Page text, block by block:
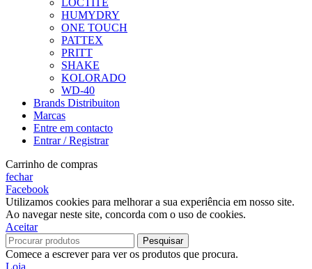
LOCTITE
HUMYDRY
ONE TOUCH
PATTEX
PRITT
SHAKE
KOLORADO
WD-40
Brands Distribuiton
Marcas
Entre em contacto
Entrar / Registrar
Carrinho de compras
fechar
Facebook
Utilizamos cookies para melhorar a sua experiência em nosso site.
Ao navegar neste site, concorda com o uso de cookies.
Aceitar
Pesquisar
Comece a escrever para ver os produtos que procura.